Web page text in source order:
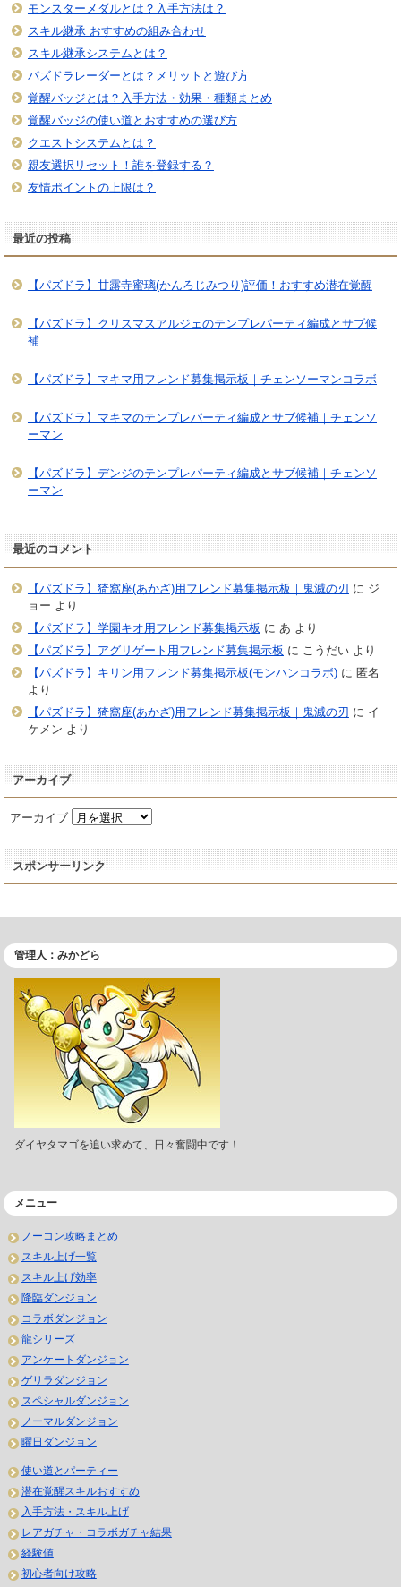
モンスターメダルとは？入手方法は？
スキル継承 おすすめの組み合わせ
スキル継承システムとは？
パズドラレーダーとは？メリットと遊び方
覚醒バッジとは？入手方法・効果・種類まとめ
覚醒バッジの使い道とおすすめの選び方
クエストシステムとは？
親友選択リセット！誰を登録する？
友情ポイントの上限は？
最近の投稿
【パズドラ】甘露寺蜜璃(かんろじみつり)評価！おすすめ潜在覚醒
【パズドラ】クリスマスアルジェのテンプレパーティ編成とサブ候
補
【パズドラ】マキマ用フレンド募集掲示板｜チェンソーマンコラボ
【パズドラ】マキマのテンプレパーティ編成とサブ候補｜チェンソ
ーマン
【パズドラ】デンジのテンプレパーティ編成とサブ候補｜チェンソ
ーマン
最近のコメント
【パズドラ】猗窩座(あかざ)用フレンド募集掲示板｜鬼滅の刃 に ジ
ョー より
【パズドラ】学園キオ用フレンド募集掲示板 に あ より
【パズドラ】アグリゲート用フレンド募集掲示板 に こうだいより
【パズドラ】キリン用フレンド募集掲示板(モンハンコラボ)に 匿名
より
【パズドラ】猗窩座(あかざ)用フレンド募集掲示板｜鬼滅の刃 に イ
ケメン より
アーカイブ
アーカイブ
スポンサーリンク
管理人：みかどら
ダイヤタマゴを追い求めて、日々奮闘中です！
メニュー
ノーコン攻略まとめ
スキル上げ一覧
スキル上げ効率
降臨ダンジョン
コラボダンジョン
龍シリーズ
アンケートダンジョン
ゲリラダンジョン
スペシャルダンジョン
ノーマルダンジョン
曜日ダンジョン
使い道とパーティー
潜在覚醒スキルおすすめ
入手方法・スキル上げ
レアガチャ・コラボガチャ結果
経験値
初心者向け攻略